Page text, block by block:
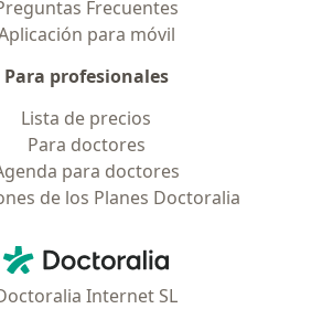
Frecuentes
para móvil
Para profesionales
Lista de precios
Para doctores
para doctores
de los Planes Doctoralia
Doctoralia - Página de inicio
Internet SL